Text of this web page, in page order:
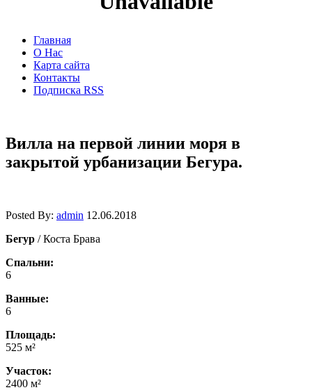
Главная
О Нас
Карта сайта
Контакты
Подписка RSS
Вилла на первой линии моря в
закрытой урбанизации Бегура.
Posted By: admin 12.06.2018
Бегур / Коста Брава
Спальни:
6
Ванные:
6
Площадь:
525 м²
Участок:
2400 м²